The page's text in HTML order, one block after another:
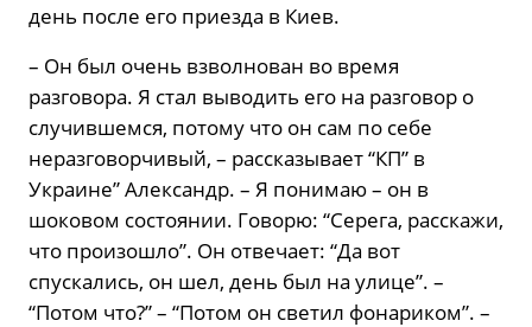
день после его приезда в Киев.
– Он был очень взволнован во время
разговора. Я стал выводить его на разговор о
случившемся, потому что он сам по себе
неразговорчивый, – рассказывает “КП” в
Украине” Александр. – Я понимаю – он в
шоковом состоянии. Говорю: “Серега, расскажи,
что произошло”. Он отвечает: “Да вот
спускались, он шел, день был на улице”. –
“Потом что?” – “Потом он светил фонариком”. –